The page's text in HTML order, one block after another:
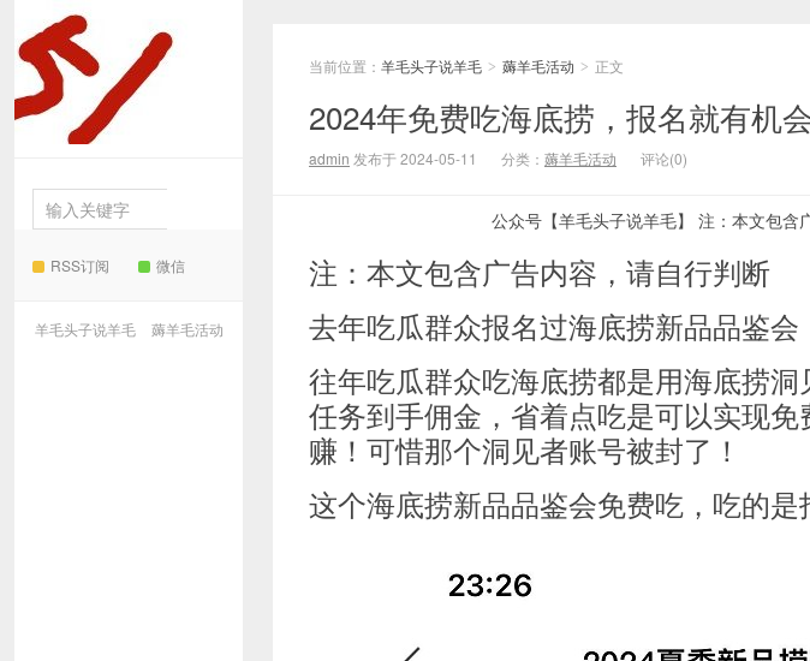
RSS订阅 微信
羊毛头子说羊毛 薅羊毛活动
当前位置： 羊毛头子说羊毛 > 薅羊毛活动 > 正文
2024年免费吃海底捞，报名就有机
admin 发布于 2024-05-11 分类： 薅羊毛活动 评论(0)
公众号【羊毛头子说羊毛】 注：本文包含
注：本文包含广告内容，请自行判断
去年吃瓜群众报名过海底捞新品品鉴会
往年吃瓜群众吃海底捞都是用海底捞
任务到手佣金，省着点吃是可以实现
赚！可惜那个洞见者账号被封了！
这个海底捞新品品鉴会免费吃，吃的是